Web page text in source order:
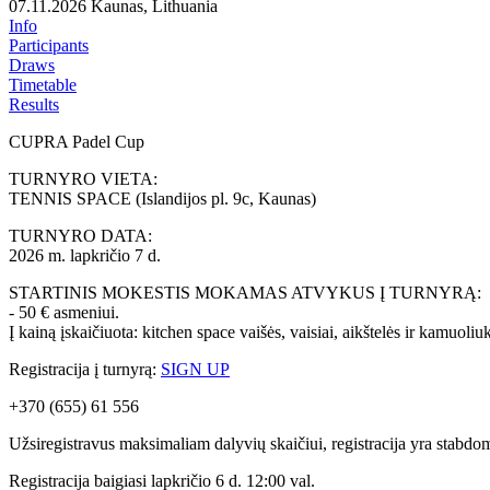
07.11.2026 Kaunas, Lithuania
Info
Participants
Draws
Timetable
Results
CUPRA Padel Cup
TURNYRO VIETA:
TENNIS SPACE (Islandijos pl. 9c, Kaunas)
TURNYRO DATA:
2026 m. lapkričio 7 d.
STARTINIS MOKESTIS MOKAMAS ATVYKUS Į TURNYRĄ:
- 50 € asmeniui.
Į kainą įskaičiuota: kitchen space vaišės, vaisiai, aikštelės ir
Registracija į turnyrą: SIGN UP
+370 (655) 61 556
Užsiregistravus maksimaliam dalyvių skaičiui, registracija yra
Registracija baigiasi lapkričio 6 d. 12:00 val.